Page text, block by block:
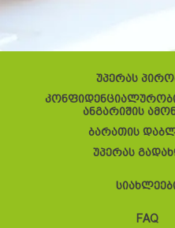
უპერას
ანგარიშის
ბარათის
უპერას
FAQ